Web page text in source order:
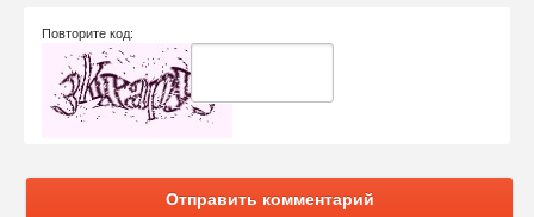
Повторите код:
Отправить комментарий